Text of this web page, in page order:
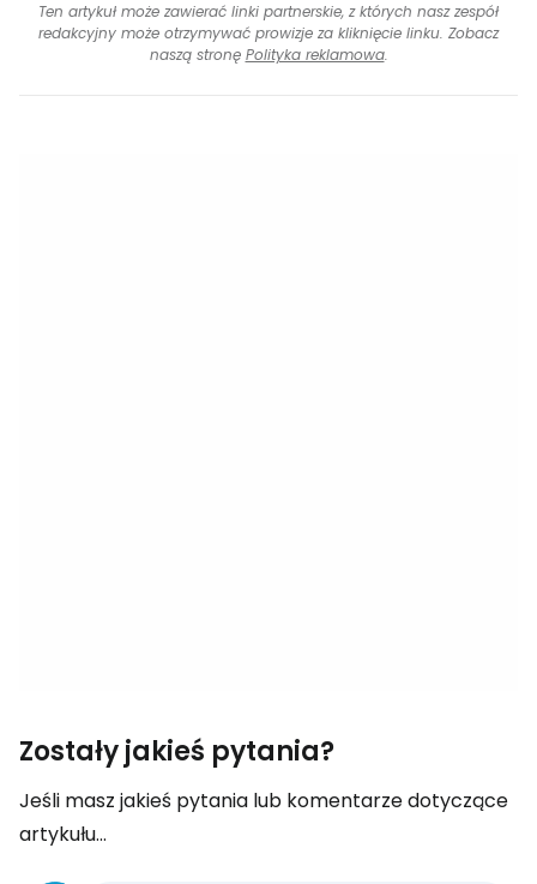
Ten artykuł może zawierać linki partnerskie, z których nasz zespół
redakcyjny może otrzymywać prowizje za kliknięcie linku. Zobacz
naszą stronę Polityka reklamowa.
Zostały jakieś pytania?
Jeśli masz jakieś pytania lub komentarze dotyczące
artykułu...